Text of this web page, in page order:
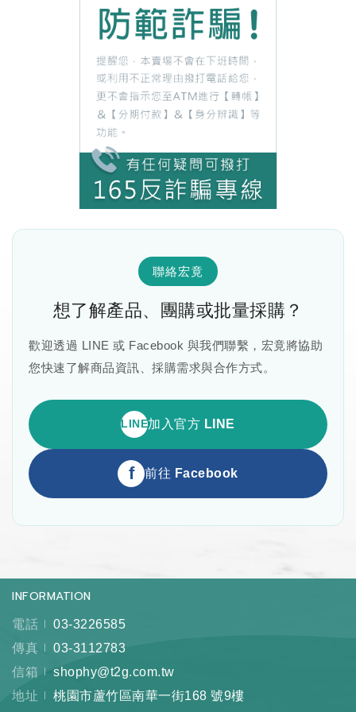
聯絡宏竟
想了解產品、團購或批量採購？
歡迎透過 LINE 或 Facebook 與我們聯繫，宏竟將協助
您快速了解商品資訊、採購需求與合作方式。
LINE加入官方 LINE
f 前往 Facebook
INFORMATION
電話
03-3226585
傳真
03-3112783
信箱
shophy@t2g.com.tw
地址
桃園市蘆竹區南華一街168 號9樓